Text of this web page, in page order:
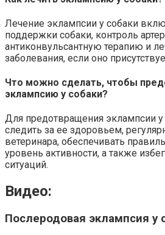
Лечение эклампсии у собаки
поддержки собаки, контроль
антиконвульсантную терапию и
заболевания, если оно
Что можно сделать, чтобы
эклампсию у собаки?
Для предотвращения эклампсии
следить за ее здоровьем,
ветеринара, обеспечивать
уровень активности, а также
ситуаций.
Видео:
Послеродовая эклампсия у